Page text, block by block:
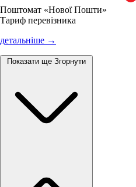
Поштомат «Нової Пошти»
Тариф перевізника
детальніше →
Показати ще Згорнути